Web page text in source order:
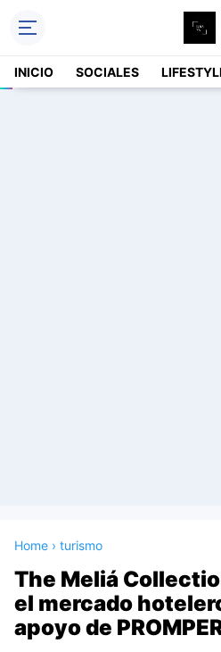
INICIO SOCIALES
Home › turismo
The Meliá
el mercado
apoyo de